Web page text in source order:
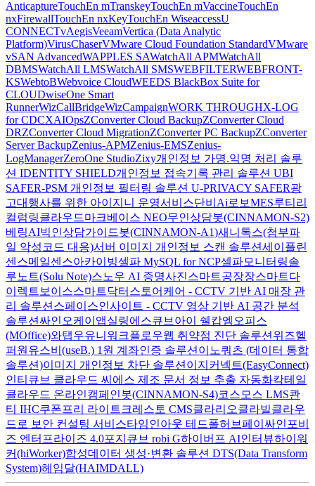
AnticaptureTouchEn mTranskeyTouchEn mVaccineTouchEn
nxFirewallTouchEn nxKeyTouchEn WiseaccessU
CONNECTvAegisVeeamVertica (Data Analytic
Platform)VirusChaserVMware Cloud Foundation StandardVMware
vSAN AdvancedWAPPLES SAWatchAll APMWatchAll
DBMSWatchAll LMSWatchAll SMSWEBFILTERWEBFRONT-
KSWebtoBWebvoice CloudWEEDS BlackBox Suite for
CLOUDwiseOne Smart
RunnerWizCallBridgeWizCampaignWORK THROUGHX-LOG
for CDCXAIOpsZConverter Cloud BackupZConverter Cloud
DRZConverter Cloud MigrationZConverter PC BackupZConverter
Server BackupZenius-APMZenius-EMSZenius-
LogManagerZeroOne StudioZixy개인정보 가명.익명 처리 솔루
션 IDENTITY SHIELD개인정보 접속기록 관리 솔루션 UBI
SAFER-PSM 개인정보 필터링 솔루션 U-PRIVACY SAFER광
고대행사를 위한 아이지니 운영서비스단비Ai로보MES루티 리
컬럼링클라우드마크베이스 NEO무인상담봇(CINNAMON-S2)
베링AI빅인상담가이드봇(CINNAMON-A1)새니톡스(첨부파
일 악성코드 대응)서버 이미지 개인정보 스캔 솔루션세이플린
센스메일센스아카이빙셀파 MySQL for NCP셀파모니터링솔
루노트(Solu Note)스노우 AI 증명사진스마트공장장스마트다
이렉트보이스스마트닥터 스토어케어 - CCTV 기반 AI 매장 관
리 솔루션 스페이스인사이트 - CCTV 영상 기반 AI 공간 분석
솔루션싸인오케이 앱실링에스큐브아이 쉘캅엠오피스
(MOffice)와탭우유니 워크플로우웹 취약점 진단 솔루션 위즈헬
퍼원 유스비(useB.) 1원 계좌인증 솔루션 이노쿼츠 (데이터 통합
솔루션)이미지 개인정보 차단 솔루션 이지커넥트(EasyConnect)
인티큐브 클라우드 씨에스 제조 문서 정보 추출 자동화칵테일
클라우드 온라인캠페인봇(CINNAMON-S4)코스모스 LMS콴
티 IHC쿠폰프리 라이트 크레스토 CMS클라리오클라빌클라우
드로 보안 컨설팅 서비스타임인아웃 테드폴허브페이싸인 포비
즈 엔터프라이즈 4.0포지큐브 robi G하이버프 AI인터뷰하이워
커(hiWorker)합성데이터 생성·변환 솔루션 DTS(Data Transform
System)헤임달(HAIMDALL)